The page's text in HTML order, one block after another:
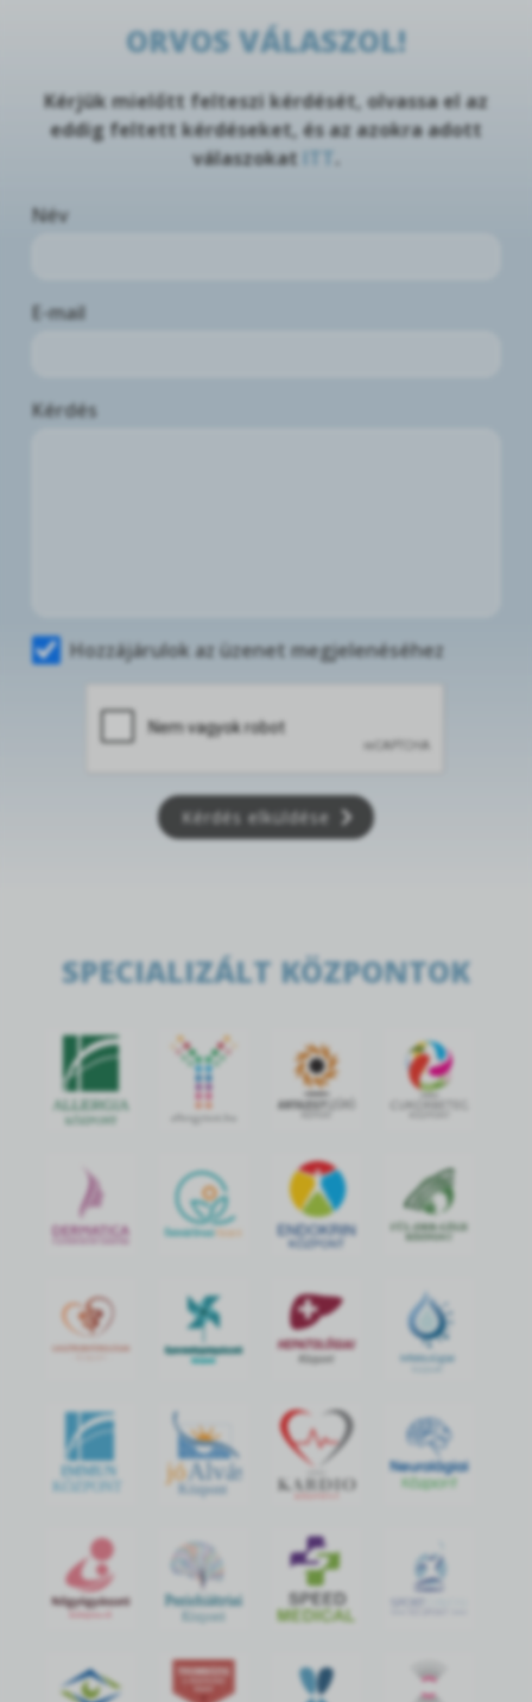
ORVOS VÁLASZOL!
Kérjük mielőtt felteszi kérdését, olvassa el az
eddig feltett kérdéseket, és az azokra adott
válaszokat
Név
E-mail
Kérdés
Hozzájárulok az üzenet megjelenéséhez
Kérdés elküldése
SPECIALIZÁLT KÖZPONTOK
IMMUN
KÖZPONT
jó Alvás
Központ